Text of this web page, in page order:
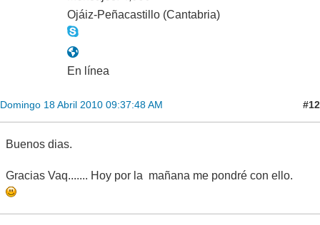
Ojáiz-Peñacastillo (Cantabria)
En línea
Domingo 18 Abril 2010 09:37:48 AM #12
Buenos dias.
Gracias Vaq....... Hoy por la mañana me pondré con ello.